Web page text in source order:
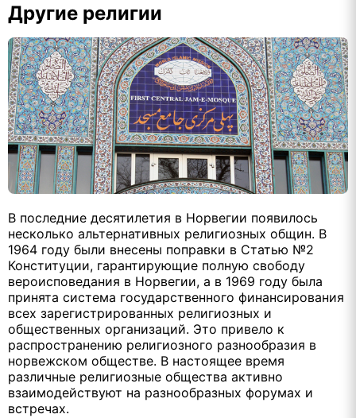
Другие религии
В последние десятилетия в Норвегии появилось
несколько альтернативных религиозных общин. В
1964 году были внесены поправки в Статью №2
Конституции, гарантирующие полную свободу
вероисповедания в Норвегии, а в 1969 году была
принята система государственного финансирования
всех зарегистрированных религиозных и
общественных организаций. Это привело к
распространению религиозного разнообразия в
норвежском обществе. В настоящее время
различные религиозные общества активно
взаимодействуют на разнообразных форумах и
встречах.